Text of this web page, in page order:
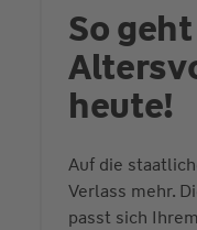
So geht
heute!
Auf die
Verlass mehr.
passt sich